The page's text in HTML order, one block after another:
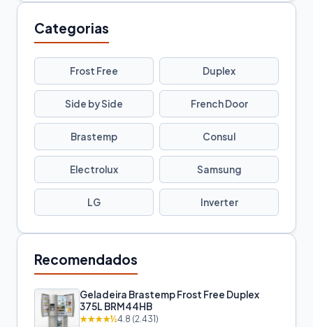
Categorias
Frost Free Duplex
Side by Side French Door
Brastemp Consul
Electrolux Samsung
LG Inverter
Recomendados
Geladeira Brastemp Frost Free Duplex
375L BRM44HB
★★★★½4.8 (2.431)